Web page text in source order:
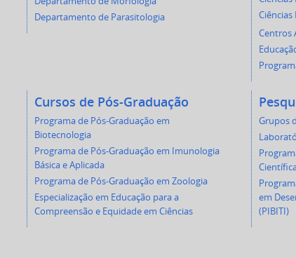
Departamento de Parasitologia
Centros
Cursos de Pós-Graduação
Programa de Pós-Graduação em
Biotecnologia
Programa de Pós-Graduação em Imunologia
Básica e Aplicada
Programa de Pós-Graduação em Zoologia
Especialização em Educação para a
Compreensão e Equidade em Ciências
Grupos
em
(PIBITI)